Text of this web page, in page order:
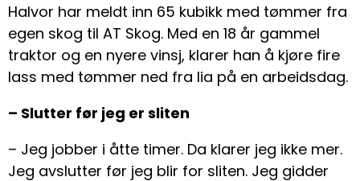
Halvor har meldt inn 65 kubikk med tømmer fra
egen skog til AT Skog. Med en 18 år gammel
traktor og en nyere vinsj, klarer han å kjøre fire
lass med tømmer ned fra lia på en arbeidsdag.
– Slutter før jeg er sliten
– Jeg jobber i åtte timer. Da klarer jeg ikke mer.
Jeg avslutter før jeg blir for sliten. Jeg gidder